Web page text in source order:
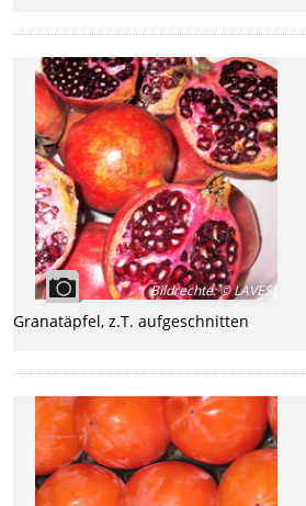
Bildrechte:© LAVES
Granatäpfel, z.T. aufgeschnitten